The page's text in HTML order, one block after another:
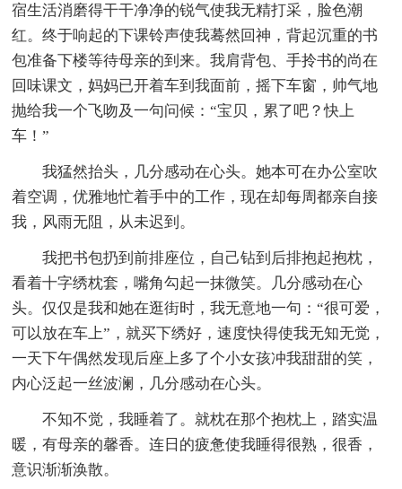
宿生活消磨得干干净净的锐气使我无精打采，脸色潮
红。终于响起的下课铃声使我蓦然回神，背起沉重的书
包准备下楼等待母亲的到来。我肩背包、手拎书的尚在
回味课文，妈妈已开着车到我面前，摇下车窗，帅气地
抛给我一个飞吻及一句问候：“宝贝，累了吧？快上
车！”
我猛然抬头，几分感动在心头。她本可在办公室吹
着空调，优雅地忙着手中的工作，现在却每周都亲自接
我，风雨无阻，从未迟到。
我把书包扔到前排座位，自己钻到后排抱起抱枕，
看着十字绣枕套，嘴角勾起一抹微笑。几分感动在心
头。仅仅是我和她在逛街时，我无意地一句：“很可爱，
可以放在车上”，就买下绣好，速度快得使我无知无觉，
一天下午偶然发现后座上多了个小女孩冲我甜甜的笑，
内心泛起一丝波澜，几分感动在心头。
不知不觉，我睡着了。就枕在那个抱枕上，踏实温
暖，有母亲的馨香。连日的疲惫使我睡得很熟，很香，
意识渐渐涣散。